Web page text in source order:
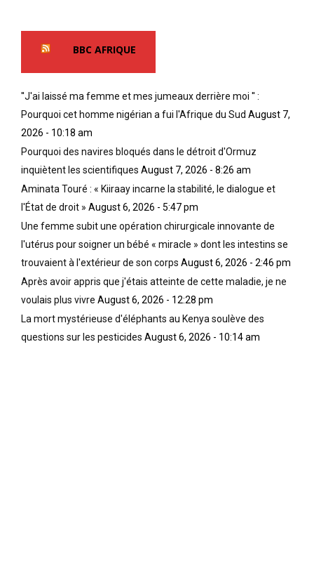
BBC AFRIQUE
''J'ai laissé ma femme et mes jumeaux derrière moi '' :
Pourquoi cet homme nigérian a fui l'Afrique du Sud August 7,
2026 - 10:18 am
Pourquoi des navires bloqués dans le détroit d'Ormuz
inquiètent les scientifiques August 7, 2026 - 8:26 am
Aminata Touré : « Kiiraay incarne la stabilité, le dialogue et
l'État de droit » August 6, 2026 - 5:47 pm
Une femme subit une opération chirurgicale innovante de
l'utérus pour soigner un bébé « miracle » dont les intestins se
trouvaient à l'extérieur de son corps August 6, 2026 - 2:46 pm
Après avoir appris que j'étais atteinte de cette maladie, je ne
voulais plus vivre August 6, 2026 - 12:28 pm
La mort mystérieuse d'éléphants au Kenya soulève des
questions sur les pesticides August 6, 2026 - 10:14 am